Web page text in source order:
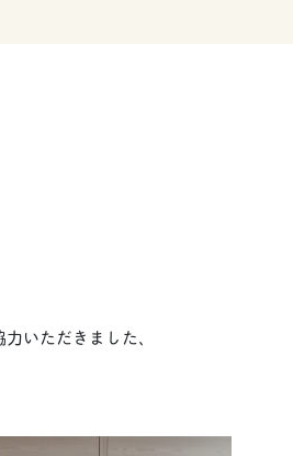
いただきました、